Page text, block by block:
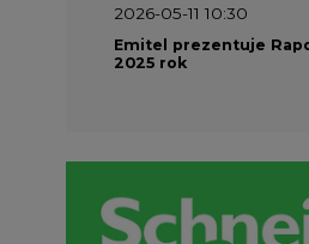
2026-05-11 10:30
Emitel prezentuje
2025 rok